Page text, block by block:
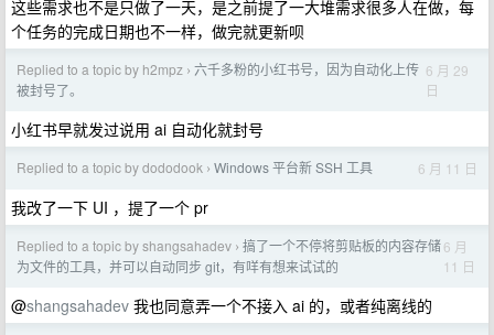
这些需求也不是只做了一天，是之前提了一大堆需求很多人在做，每
个任务的完成日期也不一样，做完就更新呗
Replied to a topic by h2mpz › 六千多粉的小红书号，因为自动化上传
被封号了。
6 月 29
日
小红书早就发过说用 ai 自动化就封号
Replied to a topic by dododook › Windows 平台新 SSH 工具 6 月 11 日
我改了一下 UI ，提了一个 pr
Replied to a topic by shangsahadev › 搞了一个不停将剪贴板的内容存储
为文件的工具，并可以自动同步 git，有咩有想来试试的
6 月
11 日
@shangsahadev 我也同意弄一个不接入 ai 的，或者纯离线的